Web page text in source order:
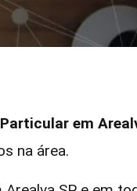
em
na área.